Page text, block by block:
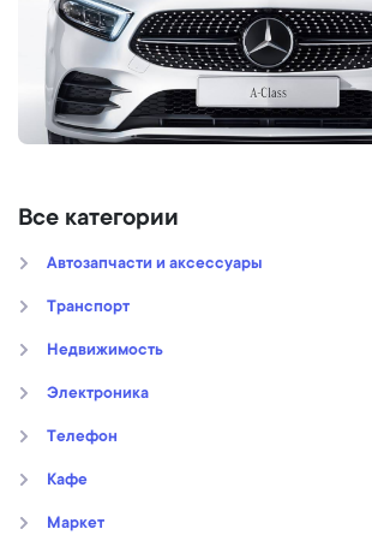
Все категории
Автозапчасти и аксессуары
Транспорт
Недвижимость
Электроника
Телефон
Кафе
Маркет